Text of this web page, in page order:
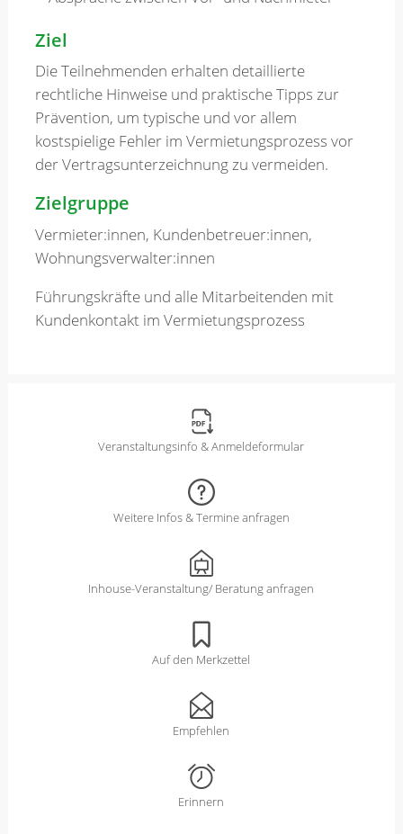
Ziel
Die Teilnehmenden erhalten detaillierte
rechtliche Hinweise und praktische Tipps zur
Prävention, um typische und vor allem
kostspielige Fehler im Vermietungsprozess vor
der Vertragsunterzeichnung zu vermeiden.
Zielgruppe
Vermieter:innen, Kundenbetreuer:innen,
Wohnungsverwalter:innen
Führungskräfte und alle Mitarbeitenden mit
Kundenkontakt im Vermietungsprozess
Veranstaltungsinfo & Anmeldeformular
Weitere Infos & Termine anfragen
Inhouse-Veranstaltung/ Beratung anfragen
Auf den Merkzettel
Empfehlen
Erinnern